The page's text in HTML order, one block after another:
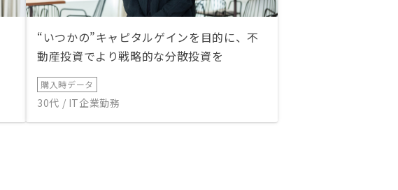
“いつかの”キャピタルゲインを目的に、不
動産投資でより戦略的な分散投資を
購入時データ
30代 / IT企業勤務